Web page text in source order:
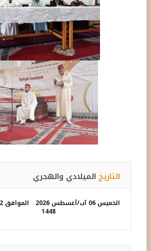
التاريخ الميلادي والهجري
الخميس 06 آب/أغسطس 2026
1448